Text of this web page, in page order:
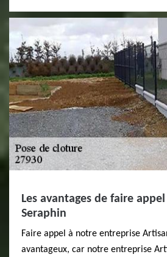
Les avantages de faire
Seraphin
Faire appel à notre entreprise
avantageux, car notre entreprise